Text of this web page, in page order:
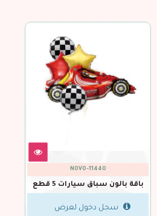
NOVO-11440
باقة بالون سباق سيارات 5 قطع
سجل دخول لعرض